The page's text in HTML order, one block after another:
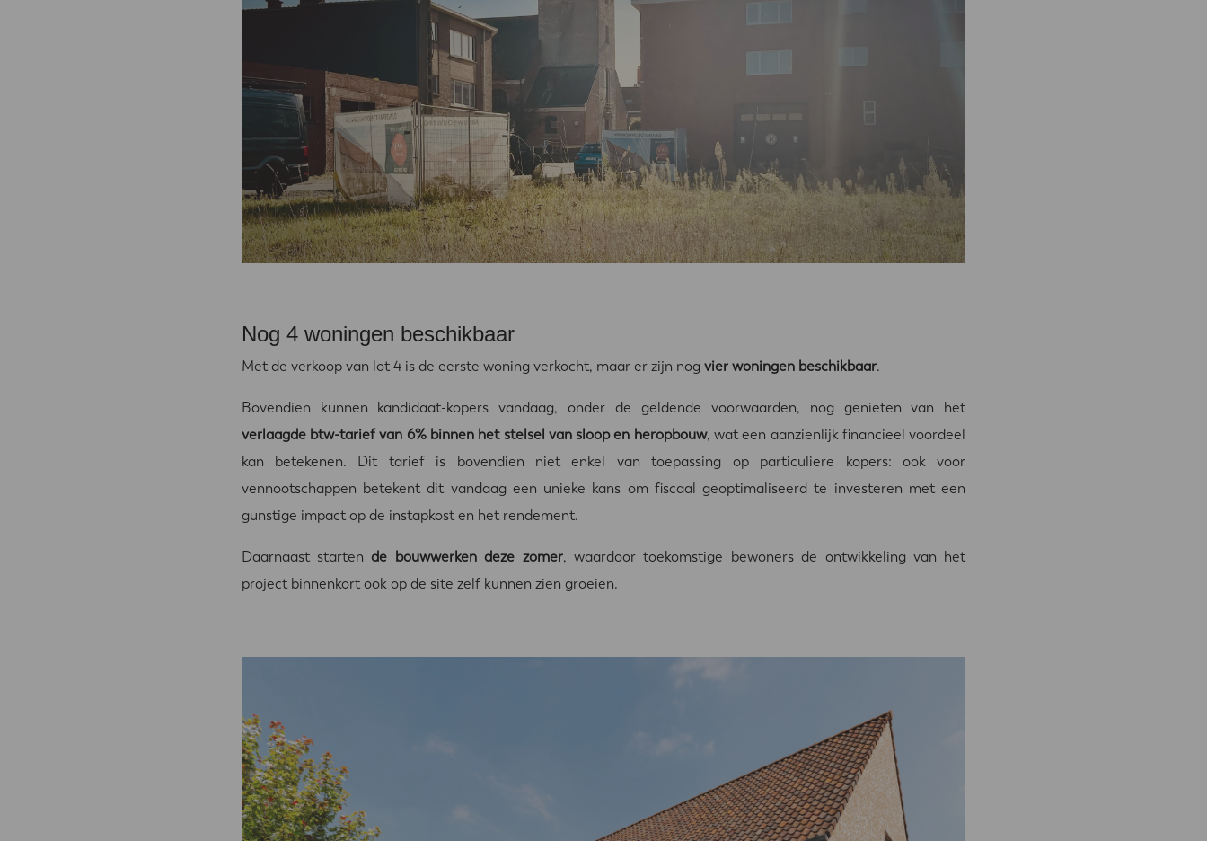
Nog 4 woningen beschikbaar
Met de verkoop van lot 4 is de eerste woning verkocht, maar er zijn nogvier woningen beschikbaar.
Bovendien kunnen kandidaat-kopers vandaag, onder de geldende voorwaarden, nog genieten van het
verlaagde btw-tarief van 6% binnen het stelsel van sloop en heropbouw, wat een aanzienlijk financieel voordeel
kan betekenen. Dit tarief is bovendien niet enkel van toepassing op particuliere kopers: ook voor
vennootschappen betekent dit vandaag een unieke kans om fiscaal geoptimaliseerd te investeren met een
gunstige impact op de instapkost en het rendement.
Daarnaast startende bouwwerken deze zomer, waardoor toekomstige bewoners de ontwikkeling van het
project binnenkort ook op de site zelf kunnen zien groeien.